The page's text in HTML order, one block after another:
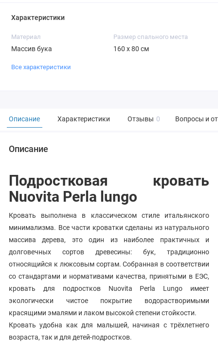
Характеристики
Материал
Массив бука
Размер спального места
160 x 80 см
Все характеристики
Описание Характеристики Отзывы 0 Вопросы и
Описание
Подростковая кровать
Nuovita Perla lungo
Кровать выполнена в классическом стиле итальянского
минимализма. Все части кроватки сделаны из натурального
массива дерева, это один из наиболее практичных и
долговечных сортов древесины: бук, традиционно
относящийся к люксовым сортам. Собранная в соответствии
со стандартами и нормативами качества, принятыми в ЕЭС,
кровать для подростков Nuovita Perla Lungo имеет
экологически чистое покрытие водорастворимыми
красящими эмалями и лаком высокой степени стойкости.
Кровать удобна как для малышей, начиная с трёхлетнего
возраста, так и для детей-подростков.